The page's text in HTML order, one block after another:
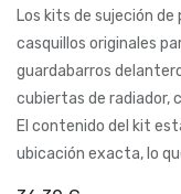
Los kits de sujeción
casquillos originales
guardabarros
cubiertas de radiador,
El contenido del kit
ubicación exacta, lo